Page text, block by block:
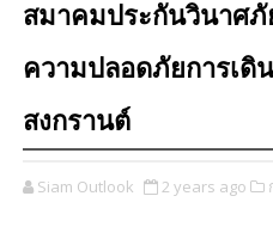
สมาคมประกันวินาศ
ความปลอดภัยการเดิ
สงกรานต์
Siam Outlook 2 years ago